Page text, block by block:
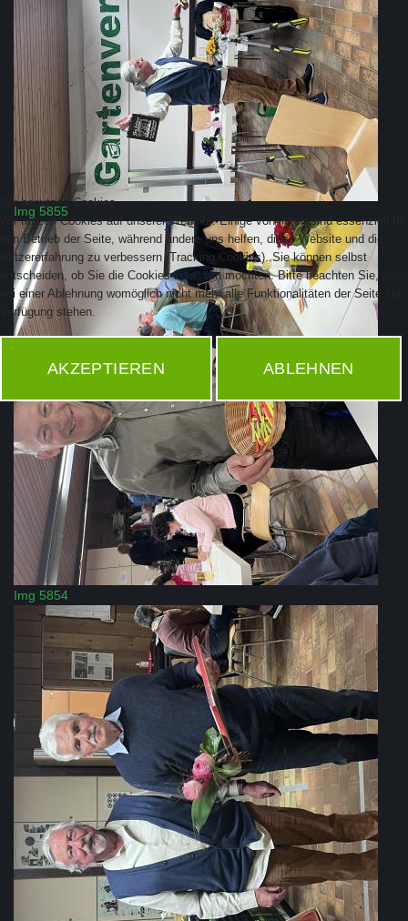
Img 5855
Img 5854
Wir benutzen Cookies
Wir nutzen Cookies auf unserer Website. Einige von ihnen sind essenziell für
den Betrieb der Seite, während andere uns helfen, diese Website und die
Nutzererfahrung zu verbessern (Tracking Cookies). Sie können selbst
entscheiden, ob Sie die Cookies zulassen möchten. Bitte beachten Sie, dass
bei einer Ablehnung womöglich nicht mehr alle Funktionalitäten der Seite zur
Verfügung stehen.
AKZEPTIEREN ABLEHNEN